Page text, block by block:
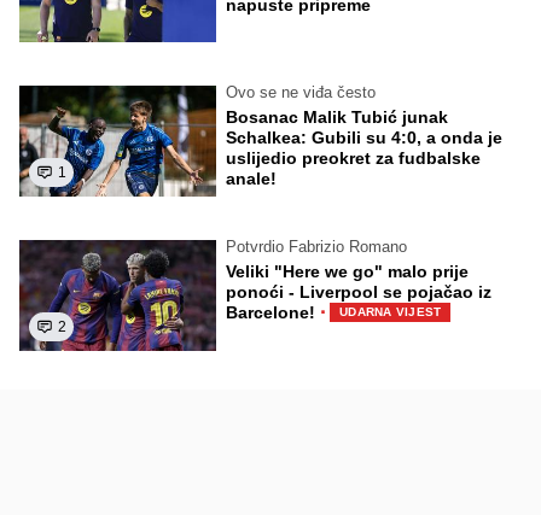
napuste pripreme
1
Ovo se ne viđa često
Bosanac Malik Tubić junak
Schalkea: Gubili su 4:0, a onda je
uslijedio preokret za fudbalske
anale!
2
Potvrdio Fabrizio Romano
Veliki "Here we go" malo prije
ponoći - Liverpool se pojačao iz
Barcelone! · UDARNA VIJEST